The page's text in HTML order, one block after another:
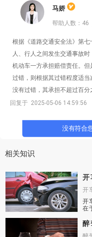
马娇
帮助人数：46
根据《道路交通安全法》第
人、行人之间发生交通事故
机动车一方承担赔偿责任。
过错，则根据其过错程度适
没有过错，其承担不超过百分
回复于 2025-05-06 14:59:56
没有符合
相关知识
开
开
在
主
醉